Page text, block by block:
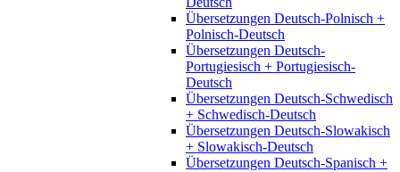
Übersetzungen Deutsch-Polnisch +
Polnisch-Deutsch
Übersetzungen Deutsch-
Portugiesisch + Portugiesisch-
Deutsch
Übersetzungen Deutsch-Schwedisch
+ Schwedisch-Deutsch
Übersetzungen Deutsch-Slowakisch
+ Slowakisch-Deutsch
Übersetzungen Deutsch-Spanisch +